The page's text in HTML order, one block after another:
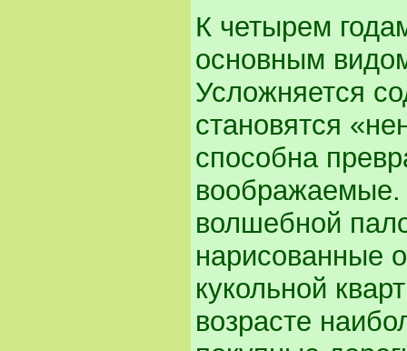
К четырем
основным
Усложняется
становятся
способна
воображаемые.
волшебной
нарисованные
кукольной
возрасте